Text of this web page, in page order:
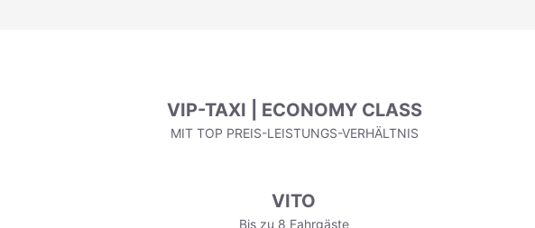
VIP-TAXI | ECONOMY CLASS
MIT TOP PREIS-LEISTUNGS-VERHÄLTNIS
VITO
Bis zu 8 Fahrgäste